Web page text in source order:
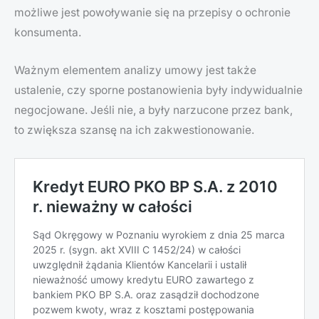
możliwe jest powoływanie się na przepisy o ochronie
konsumenta.
Ważnym elementem analizy umowy jest także
ustalenie, czy sporne postanowienia były indywidualnie
negocjowane. Jeśli nie, a były narzucone przez bank,
to zwiększa szansę na ich zakwestionowanie.